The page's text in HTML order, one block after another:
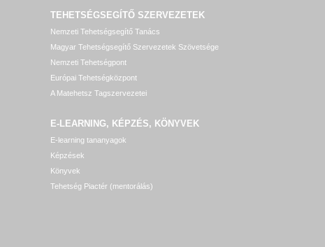
TEHETSÉGSEGÍTŐ SZERVEZETEK
Nemzeti Tehetségsegítő Tanács
Magyar Tehetségsegítő Szervezetek Szövetsége
Nemzeti Tehetségpont
Európai Tehetségközpont
A Matehetsz Tagszervezetei
E-LEARNING, KÉPZÉS, KÖNYVEK
E-learning tananyagok
Képzések
Könyvek
Tehetség Piactér (mentorálás)